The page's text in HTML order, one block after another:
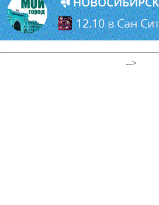
-->